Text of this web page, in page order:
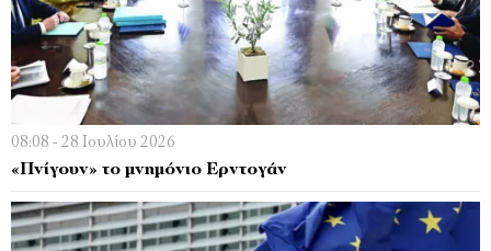
08:08 - 28 Ιουλίου 2026
«Πνίγουν» το μνημόνιο Ερντογάν